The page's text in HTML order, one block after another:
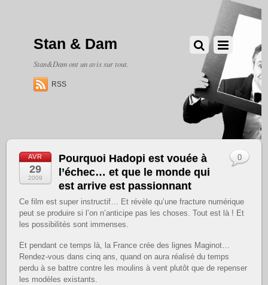
Stan & Dam
Stan&Dam ont un avis sur tout.
RSS
AVR
29
2009
Pourquoi Hadopi est vouée à
l’échec… et que le monde qui
est arrive est passionnant
Ce film est super instructif… Et révèle qu’une fracture numérique
peut se produire si l’on n’anticipe pas les choses. Tout est là ! Et
les possibilités sont immenses.
Et pendant ce temps là, la France crée des lignes Maginot…
Rendez-vous dans cinq ans, quand on aura réalisé du temps
perdu à se battre contre les moulins à vent plutôt que de repenser
les modèles existants.
0